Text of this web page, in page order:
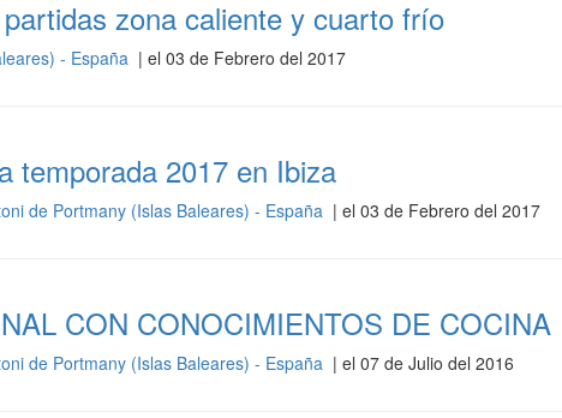
zona caliente y cuarto frío
- España | el 03 de Febrero del 2017
temporada 2017 en Ibiza
de Portmany (Islas Baleares) - España | el 03 de Febrero del 2017
CON CONOCIMIENTOS DE COCINA
de Portmany (Islas Baleares) - España | el 07 de Julio del 2016